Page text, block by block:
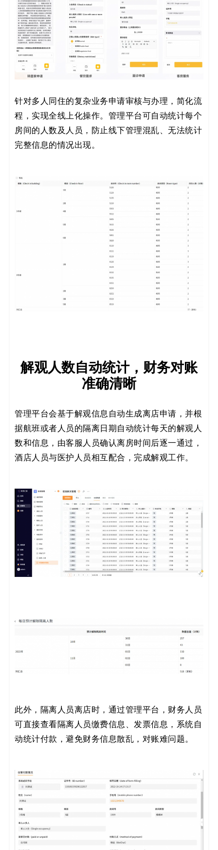
针对多人同住的复杂业务申请审核与办理，简化流
程，实现全线上化操作。管理平台可自动统计每个
房间的人数及人员，防止线下管理混乱、无法统计
完整信息的情况出现。
解观人数自动统计，财务对账
准确清晰
管理平台会基于解观信息自动生成离店申请，并根
据航班或者人员的隔离日期自动统计每天的解观人
数和信息，由客服人员确认离房时间后逐一通过，
酒店人员与医护人员相互配合，完成解观工作。
此外，隔离人员离店时，通过管理平台，财务人员
可直接查看隔离人员缴费信息、发票信息，系统自
动统计付款，避免财务信息散乱，对账难问题。